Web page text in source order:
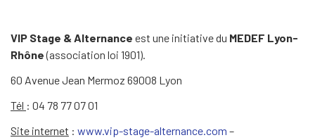
VIP Stage & Alternance est une initiative du MEDEF Lyon-
Rhône(association loi 1901).
60 Avenue Jean Mermoz 69008 Lyon
Tél : 04 78 77 07 01
Site internet : www.vip-stage-alternance.com –